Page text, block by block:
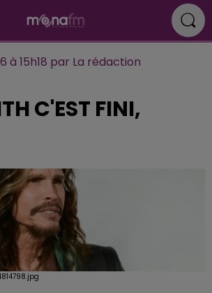
à 15h18 par La rédaction
C'EST FINI,